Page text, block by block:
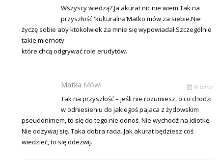
Wszyscy wiedzą?.Ja akurat nic nie wiem.Tak na
przyszłość 'kulturalna’Matko mów za siebie.Nie
życzę sobie aby ktokolwiek za mnie się wypowiadał.Szczególnie
takie miernoty
które chcą odgrywać role erudytów.
Matka Mówi % temu
Tak na przyszłość – jeśli nie rozumiesz, o co chodzi
w odniesieniu do jakiegoś pajaca z żydowskim
pseudonimem, to się do tego nie odnoś. Nie wychodź na idiotkę.
Nie odzywaj się. Taka dobra rada. Jak akurat będziesz coś
wiedzieć, to się odezwij.